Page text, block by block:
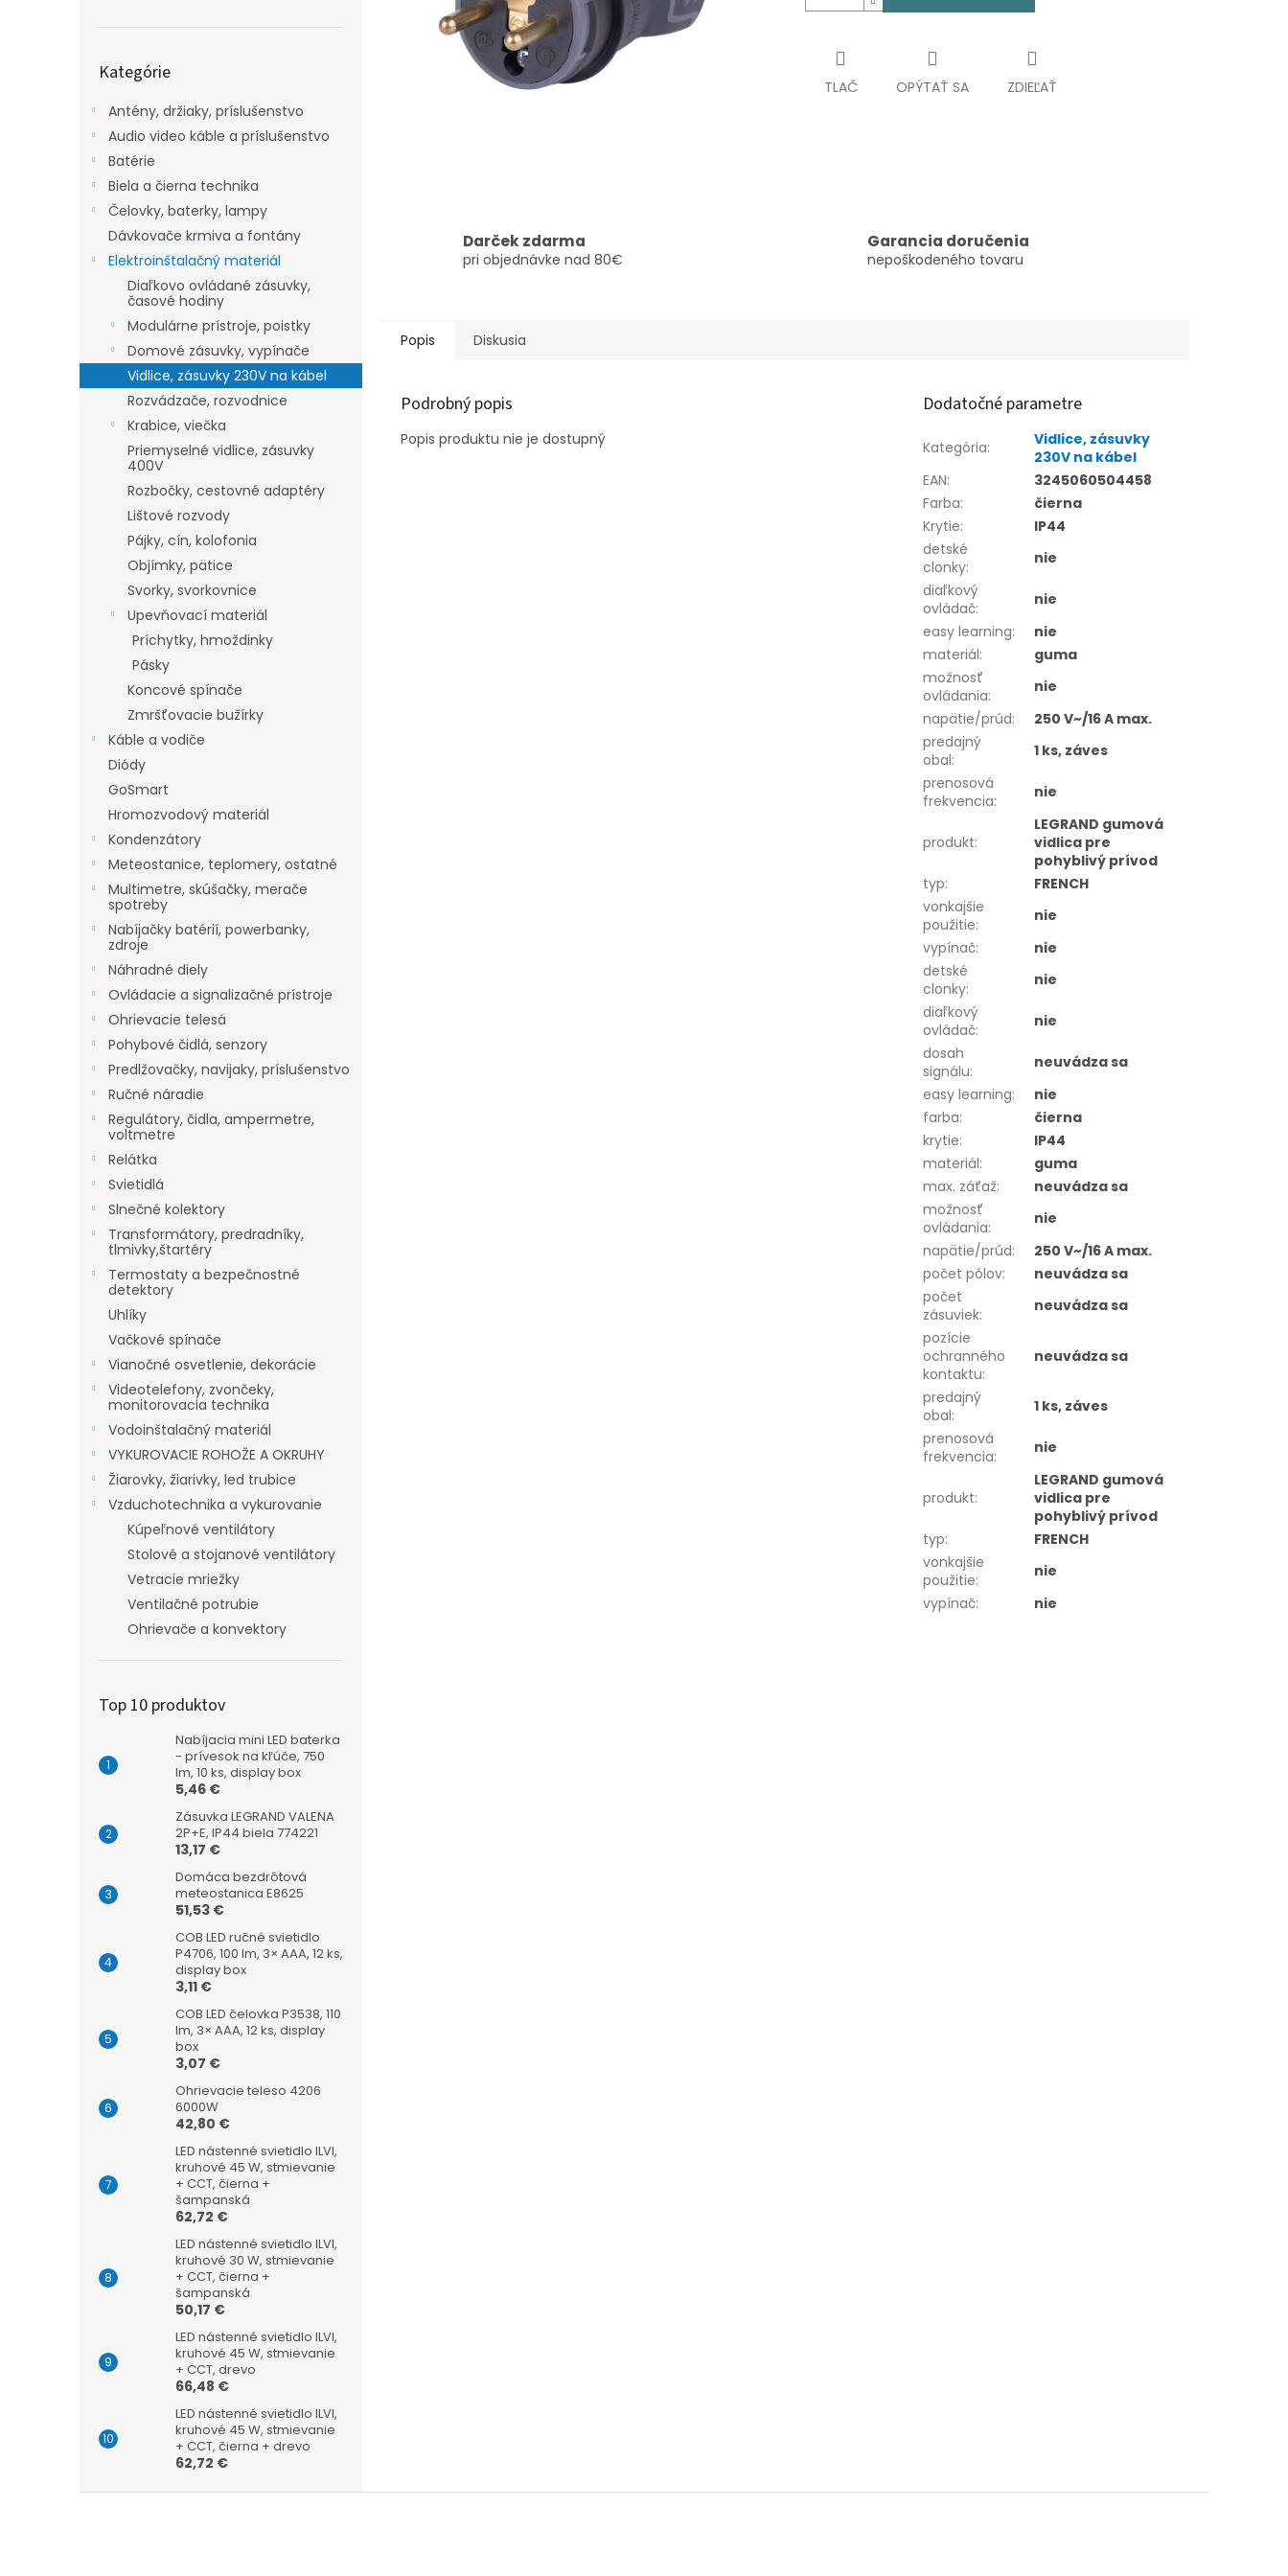
kategórie
Kategórie
Antény, držiaky, príslušenstvo
Audio video káble a príslušenstvo
Batérie
Biela a čierna technika
Čelovky, baterky, lampy
Dávkovače krmiva a fontány
Elektroinštalačný materiál
Diaľkovo ovládané zásuvky,
časové hodiny
Modulárne prístroje, poistky
Domové zásuvky, vypínače
Vidlice, zásuvky 230V na kábel
Rozvádzače, rozvodnice
Krabice, viečka
Priemyselné vidlice, zásuvky
400V
Rozbočky, cestovné adaptéry
Lištové rozvody
Pájky, cín, kolofonia
Objímky, pätice
Svorky, svorkovnice
Upevňovací materiál
Príchytky, hmoždinky
Pásky
Koncové spínače
Zmršťovacie bužírky
Káble a vodiče
Diódy
GoSmart
Hromozvodový materiál
Kondenzátory
Meteostanice, teplomery, ostatné
Multimetre, skúšačky, merače
spotreby
Nabíjačky batérií, powerbanky,
zdroje
Náhradné diely
Ovládacie a signalizačné prístroje
Ohrievacie telesá
Pohybové čidlá, senzory
Predlžovačky, navijaky, príslušenstvo
Ručné náradie
Regulátory, čidla, ampermetre,
voltmetre
Relátka
Svietidlá
Slnečné kolektory
Transformátory, predradníky,
tlmivky,štartéry
Termostaty a bezpečnostné
detektory
Uhlíky
Vačkové spínače
Vianočné osvetlenie, dekorácie
Videotelefony, zvončeky,
monitorovacia technika
Vodoinštalačný materiál
VYKUROVACIE ROHOŽE A OKRUHY
Žiarovky, žiarivky, led trubice
Vzduchotechnika a vykurovanie
Kúpeľnové ventilátory
Stolové a stojanové ventilátory
Vetracie mriežky
Ventilačné potrubie
Ohrievače a konvektory
Top 10 produktov
Nabíjacia mini LED baterka
- prívesok na kľúče, 750
lm, 10 ks, display box
5,46 €
Zásuvka LEGRAND VALENA
2P+E, IP44 biela 774221
13,17 €
Domáca bezdrôtová
meteostanica E8625
51,53 €
COB LED ručné svietidlo
P4706, 100 lm, 3× AAA, 12 ks,
display box
3,11 €
COB LED čelovka P3538, 110
lm, 3× AAA, 12 ks, display
box
3,07 €
Ohrievacie teleso 4206
6000W
42,80 €
LED nástenné svietidlo ILVI,
kruhové 45 W, stmievanie
+ CCT, čierna +
šampanská
62,72 €
LED nástenné svietidlo ILVI,
kruhové 30 W, stmievanie
+ CCT, čierna +
šampanská
50,17 €
LED nástenné svietidlo ILVI,
kruhové 45 W, stmievanie
+ CCT, drevo
66,48 €
LED nástenné svietidlo ILVI,
kruhové 45 W, stmievanie
+ CCT, čierna + drevo
62,72 €
TLAČ OPÝTAŤ SA ZDIEĽAŤ
Darček zdarma
pri objednávke nad 80€
Garancia doručenia
nepoškodeného tovaru
Popis Diskusia
Podrobný popis
Popis produktu nie je dostupný
Dodatočné parametre
Kategória:
Vidlice, zásuvky
230V na kábel
EAN:
3245060504458
Farba:
čierna
Krytie:
IP44
detské
clonky:
nie
diaľkový
ovládač:
nie
easy learning:
nie
materiál:
guma
možnosť
ovládania:
nie
napätie/prúd:
250 V~/16 A max.
predajný
obal:
1 ks, záves
prenosová
frekvencia: nie
produkt:
LEGRAND gumová
vidlica pre
pohyblivý prívod
typ:
FRENCH
vonkajšie
použitie:
nie
vypínač:
nie
detské
clonky:
nie
diaľkový
ovládač:
nie
dosah
signálu:
neuvádza sa
easy learning:
nie
farba:
čierna
krytie:
IP44
materiál:
guma
max. záťaž:
neuvádza sa
možnosť
ovládania:
nie
napätie/prúd:
250 V~/16 A max.
počet pólov:
neuvádza sa
počet
zásuviek:
neuvádza sa
pozície
ochranného
kontaktu:
neuvádza sa
predajný
obal:
1 ks, záves
prenosová
frekvencia: nie
produkt:
LEGRAND gumová
vidlica pre
pohyblivý prívod
typ:
FRENCH
vonkajšie
použitie:
nie
vypínač: nie